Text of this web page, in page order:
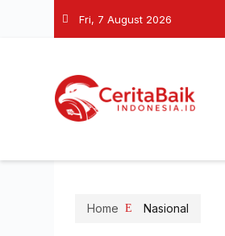
Fri, 7 August 2026
Home Nasional